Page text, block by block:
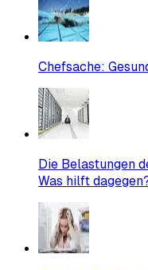
Chefsache:
Die Belastungen
Was hilft